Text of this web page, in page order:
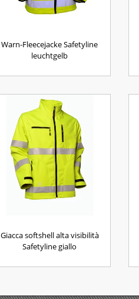
Warn-Fleecejacke Safetyline
leuchtgelb
Giacca softshell alta visibilità
Safetyline giallo